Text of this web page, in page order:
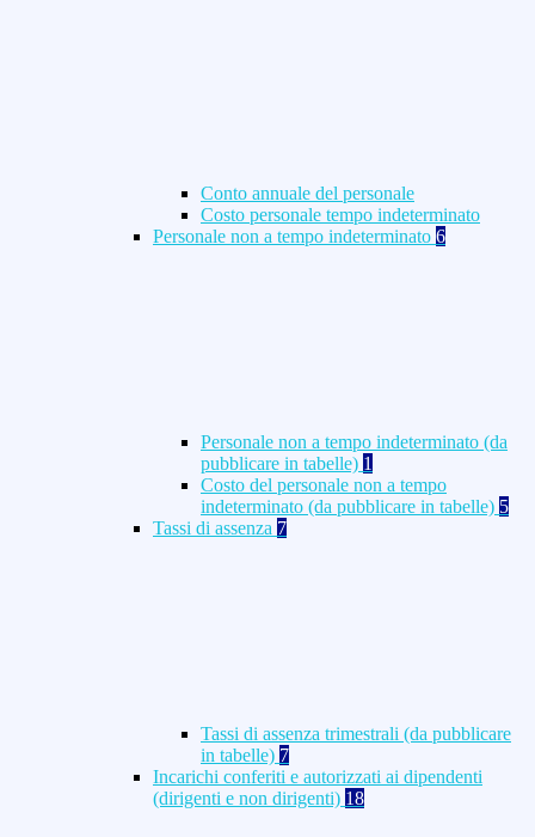
Conto annuale del personale
Costo personale tempo indeterminato
Personale non a tempo indeterminato 6
Personale non a tempo indeterminato (da
pubblicare in tabelle) 1
Costo del personale non a tempo
indeterminato (da pubblicare in tabelle) 5
Tassi di assenza 7
Tassi di assenza trimestrali (da pubblicare
in tabelle) 7
Incarichi conferiti e autorizzati ai dipendenti
(dirigenti e non dirigenti) 18